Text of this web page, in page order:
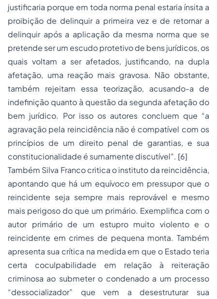
justificaria porque em toda norma penal estaria ínsita a
proibição de delinquir a primeira vez e de retornar a
delinquir após a aplicação da mesma norma que se
pretende ser um escudo protetivo de bens jurídicos, os
quais voltam a ser afetados, justificando, na dupla
afetação, uma reação mais gravosa. Não obstante,
também rejeitam essa teorização, acusando-a de
indefinição quanto à questão da segunda afetação do
bem jurídico. Por isso os autores concluem que “a
agravação pela reincidência não é compatível com os
princípios de um direito penal de garantias, e sua
constitucionalidade é sumamente discutível”. [6]
Também Silva Franco critica o instituto da reincidência,
apontando que há um equívoco em pressupor que o
reincidente seja sempre mais reprovável e mesmo
mais perigoso do que um primário. Exemplifica com o
autor primário de um estupromuito violento e o
reincidente em crimes de pequena monta. Também
apresenta sua crítica na medida em que o Estado teria
certa coculpabilidade em relação à reiteração
criminosa ao submeter o condenado a um processo
“dessocializador” que vem a desestruturar sua